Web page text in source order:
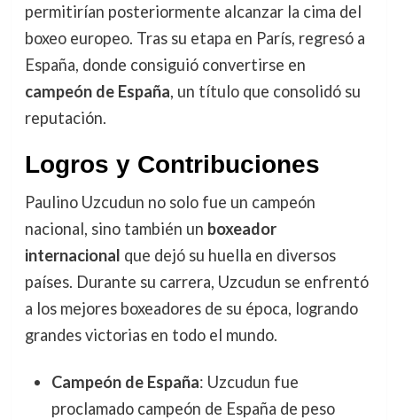
permitirían posteriormente alcanzar la cima del
boxeo europeo. Tras su etapa en París, regresó a
España, donde consiguió convertirse en
campeón de España, un título que consolidó su
reputación.
Logros y Contribuciones
Paulino Uzcudun no solo fue un campeón
nacional, sino también un boxeador
internacional que dejó su huella en diversos
países. Durante su carrera, Uzcudun se enfrentó
a los mejores boxeadores de su época, logrando
grandes victorias en todo el mundo.
Campeón de España: Uzcudun fue
proclamado campeón de España de peso